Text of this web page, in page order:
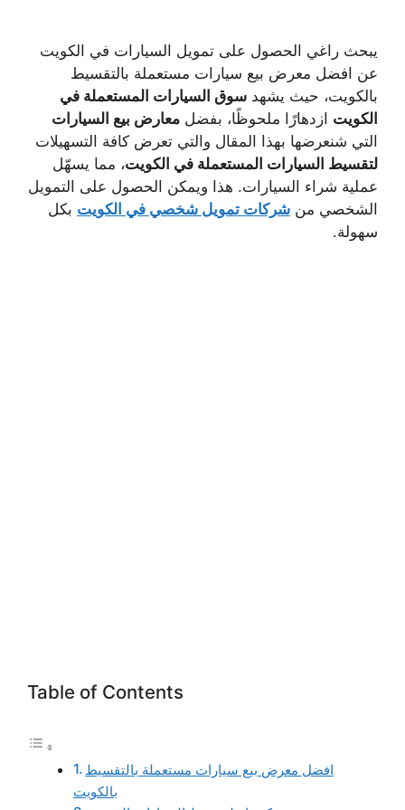
يبحث راغي الحصول على تمويل السيارات في الكويت
عن افضل معرض بيع سيارات مستعملة بالتقسيط
بالكويت، حيث يشهد سوق السيارات المستعملة في
الكويت ازدهارًا ملحوظًا، بفضل معارض بيع السيارات
التي شنعرضها بهذا المقال والتي تعرض كافة التسهيلات
لتقسيط السيارات المستعملة في الكويت، مما يسهّل
عملية شراء السيارات. هذا ويمكن الحصول على التمويل
الشخصي من شركات تمويل شخصي في الكويت بكل
سهولة.
Table of Contents
افضل معرض بيع سيارات مستعملة بالتقسيط
بالكويت